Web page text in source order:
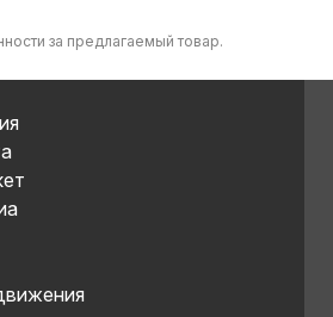
за предлагаемый товар.